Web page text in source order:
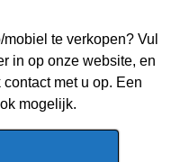
te verkopen? Vul
in op onze website, en
met u op. Een
mogelijk.